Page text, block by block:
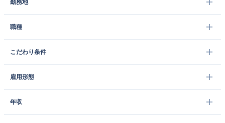
勤務地
職種
こだわり条件
雇用形態
年収